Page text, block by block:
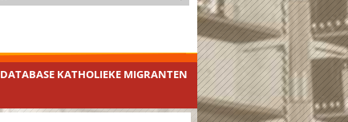
DATABASE KATHOLIEKE MIGRANTEN